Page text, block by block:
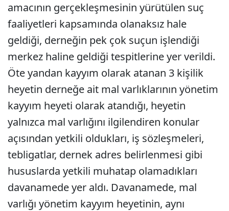
amacının gerçekleşmesinin yürütülen suç
faaliyetleri kapsamında olanaksız hale
geldiği, derneğin pek çok suçun işlendiği
merkez haline geldiği tespitlerine yer verildi.
Öte yandan kayyım olarak atanan 3 kişilik
heyetin derneğe ait mal varlıklarının yönetim
kayyım heyeti olarak atandığı, heyetin
yalnızca mal varlığını ilgilendiren konular
açısından yetkili oldukları, iş sözleşmeleri,
tebligatlar, dernek adres belirlenmesi gibi
hususlarda yetkili muhatap olamadıkları
davanamede yer aldı. Davanamede, mal
varlığı yönetim kayyım heyetinin, aynı